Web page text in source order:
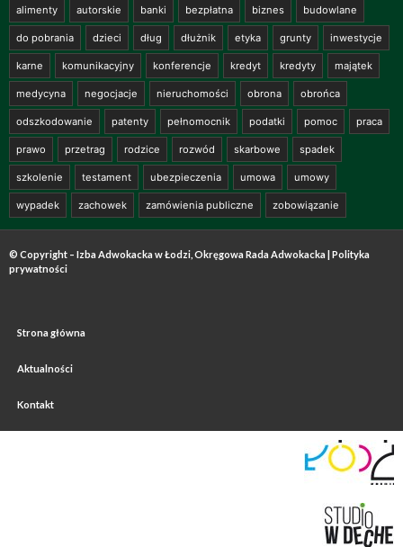
alimenty autorskie banki bezpłatna biznes budowlane
do pobrania dzieci dług dłużnik etyka grunty inwestycje
karne komunikacyjny konferencje kredyt kredyty majątek
medycyna negocjacje nieruchomości obrona obrońca
odszkodowanie patenty pełnomocnik podatki pomoc praca
prawo przetrag rodzice rozwód skarbowe spadek
szkolenie testament ubezpieczenia umowa umowy
wypadek zachowek zamówienia publiczne zobowiązanie
© Copyright – Izba Adwokacka w Łodzi, Okręgowa Rada Adwokacka | Polityka
prywatności
Strona główna
Aktualności
Kontakt